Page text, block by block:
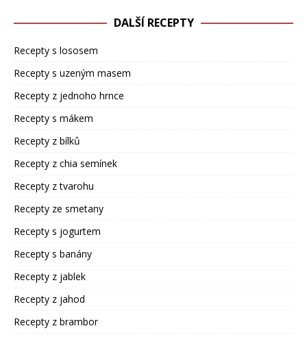
DALŠÍ RECEPTY
Recepty s lososem
Recepty s uzeným masem
Recepty z jednoho hrnce
Recepty s mákem
Recepty z bílků
Recepty z chia semínek
Recepty z tvarohu
Recepty ze smetany
Recepty s jogurtem
Recepty s banány
Recepty z jablek
Recepty z jahod
Recepty z brambor